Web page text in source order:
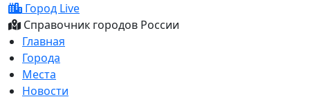
Город Live
Справочник городов России
Главная
Города
Места
Новости